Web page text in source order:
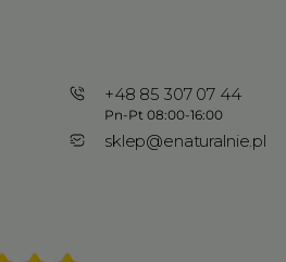
+48 85 307 07 44
Pn-Pt 08:00-16:00
sklep@enaturalnie.pl